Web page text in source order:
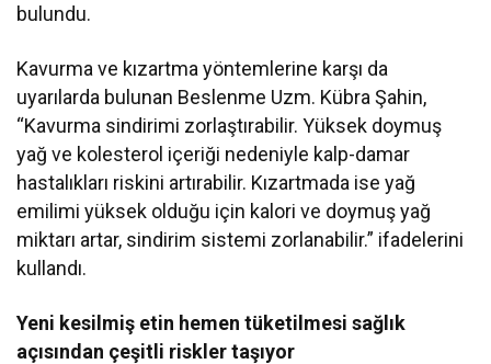
bulundu.
Kavurma ve kızartma yöntemlerine karşı da
uyarılarda bulunan Beslenme Uzm. Kübra Şahin,
“Kavurma sindirimi zorlaştırabilir. Yüksek doymuş
yağ ve kolesterol içeriği nedeniyle kalp-damar
hastalıkları riskini artırabilir. Kızartmada ise yağ
emilimi yüksek olduğu için kalori ve doymuş yağ
miktarı artar, sindirim sistemi zorlanabilir.” ifadelerini
kullandı.
Yeni kesilmiş etin hemen tüketilmesi sağlık
açısından çeşitli riskler taşıyor